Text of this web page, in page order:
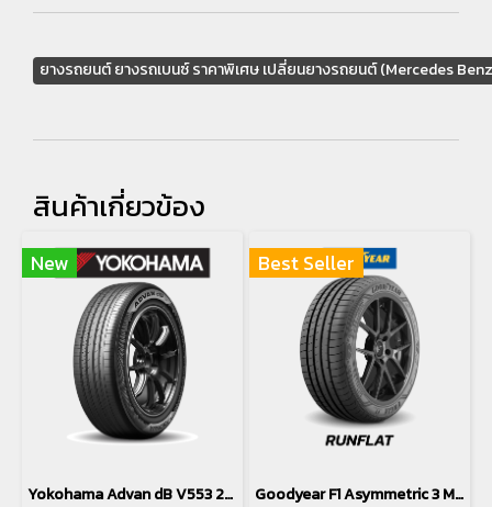
ยางรถยนต์ ยางรถเบนซ์ ราคาพิเศษ เปลี่ยนยางรถยนต์ (Mercedes
สินค้าเกี่ยวข้อง
New
Yokohama Advan dB V553 245/45R17
Best Seller
Goodyear F1 Asymmetric 3 MOE *Runflat 245/40R19